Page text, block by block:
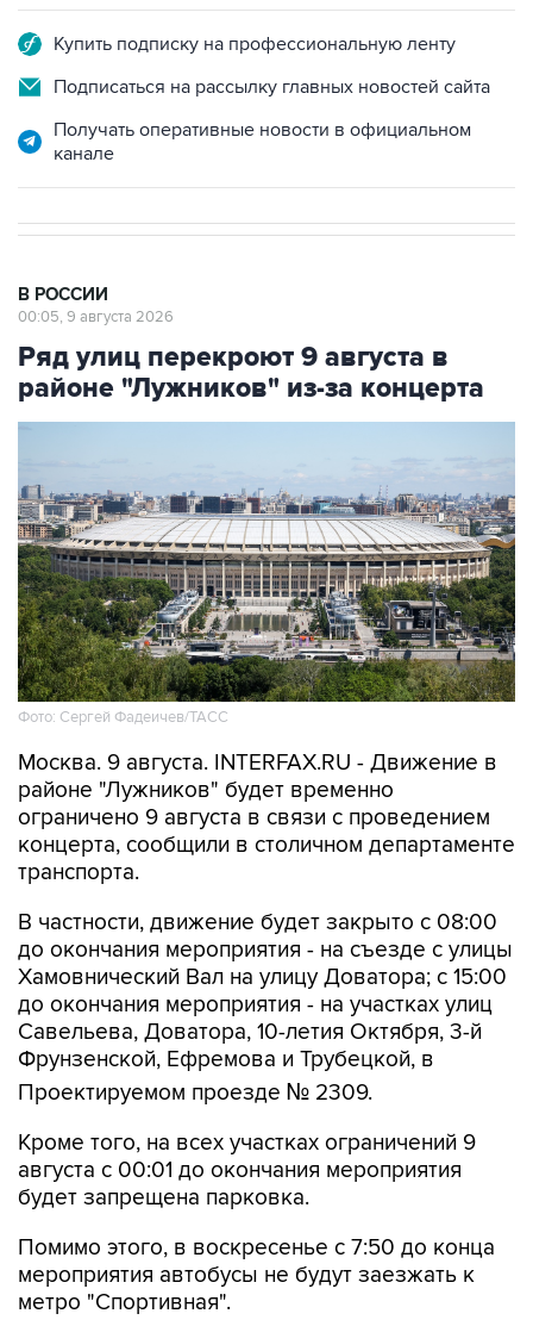
Купить подписку на профессиональную ленту
Подписаться на рассылку главных новостей сайта
Получать оперативные новости в официальном
канале
В РОССИИ
00:05, 9 августа 2026
Ряд улиц перекроют 9 августа в
районе "Лужников" из-за концерта
Фото: Сергей Фадеичев/ТАСС
Москва. 9 августа. INTERFAX.RU - Движение в
районе "Лужников" будет временно
ограничено 9 августа в связи с проведением
концерта, сообщили в столичном департаменте
транспорта.
В частности, движение будет закрыто с 08:00
до окончания мероприятия - на съезде с улицы
Хамовнический Вал на улицу Доватора; с 15:00
до окончания мероприятия - на участках улиц
Савельева, Доватора, 10-летия Октября, 3-й
Фрунзенской, Ефремова и Трубецкой, в
Проектируемом проезде № 2309.
Кроме того, на всех участках ограничений 9
августа с 00:01 до окончания мероприятия
будет запрещена парковка.
Помимо этого, в воскресенье с 7:50 до конца
мероприятия автобусы не будут заезжать к
метро "Спортивная".